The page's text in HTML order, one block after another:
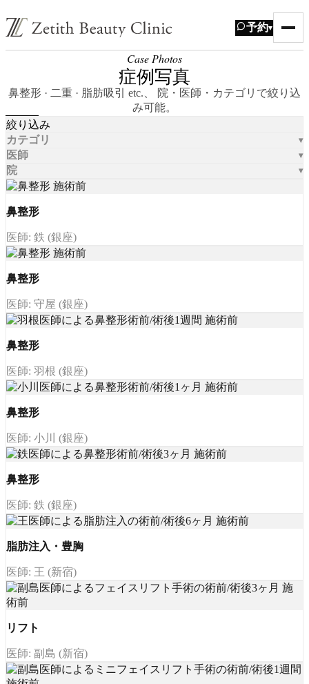
予約▾
Case Photos
症例写真
鼻整形 · 二重 · 脂肪吸引 etc.、 院・医師・カテゴリで絞り込
み可能。
絞り込み
カテゴリ
医師
院
鼻整形
医師: 鉄 (銀座)
鼻整形
医師: 守屋 (銀座)
鼻整形
医師: 羽根 (銀座)
鼻整形
医師: 小川 (銀座)
鼻整形
医師: 鉄 (銀座)
脂肪注入・豊胸
医師: 王 (新宿)
リフト
医師: 副島 (新宿)